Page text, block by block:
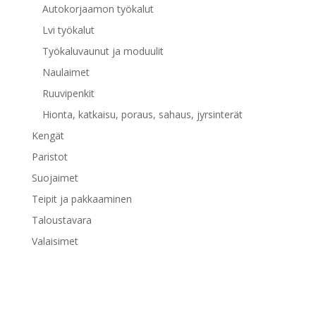
Autokorjaamon työkalut
Lvi työkalut
Työkaluvaunut ja moduulit
Naulaimet
Ruuvipenkit
Hionta, katkaisu, poraus, sahaus, jyrsinterät
Kengät
Paristot
Suojaimet
Teipit ja pakkaaminen
Taloustavara
Valaisimet